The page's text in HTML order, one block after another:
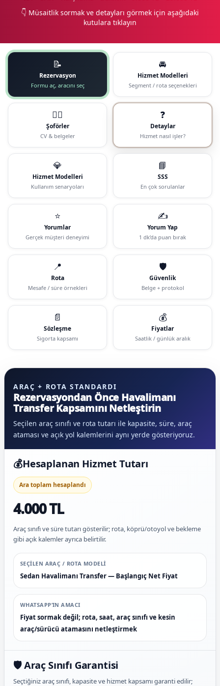
👇 Müsaitlik sormak ve detayları görmek için aşağıdaki
kutulara tıklayın
📝
Rezervasyon
Formu aç, aracını seç
🚘
Hizmet Modelleri
Segment / rota seçenekleri
🧑‍✈️
Şoförler
CV & belgeler
❓
Detaylar
Hizmet nasıl işler?
💎
Hizmet Modelleri
Kullanım senaryoları
📘
SSS
En çok sorulanlar
⭐
Yorumlar
Gerçek müşteri deneyimi
✍️
Yorum Yap
1 dk’da puan bırak
📍
Rota
Mesafe / süre örnekleri
🛡️
Güvenlik
Belge + protokol
📄
Sözleşme
Sigorta kapsamı
💰
Fiyatlar
Saatlik / günlük aralık
ARAÇ + ROTA STANDARDI
Rezervasyondan Önce Havalimanı
Transfer Kapsamını Netleştirin
Seçilen araç sınıfı ve rota tutarı ile kapasite, süre, araç
ataması ve açık yol kalemlerini aynı yerde gösteriyoruz.
💰Hesaplanan Hizmet Tutarı
Ara toplam hesaplandı
4.000 TL
Araç sınıfı ve süre tutarı gösterilir; rota, köprü/otoyol ve bekleme
gibi açık kalemler ayrıca belirtilir.
SEÇILEN ARAÇ / ROTA MODELI
Sedan Havalimanı Transfer — Başlangıç Net Fiyat
WHATSAPP’IN AMACI
Fiyat sormak değil; rota, saat, araç sınıfı ve kesin
araç/sürücü atamasını netleştirmek
🛡️ Araç Sınıfı Garantisi
Seçtiğiniz araç sınıfı, kapasite ve hizmet kapsamı garanti edilir;